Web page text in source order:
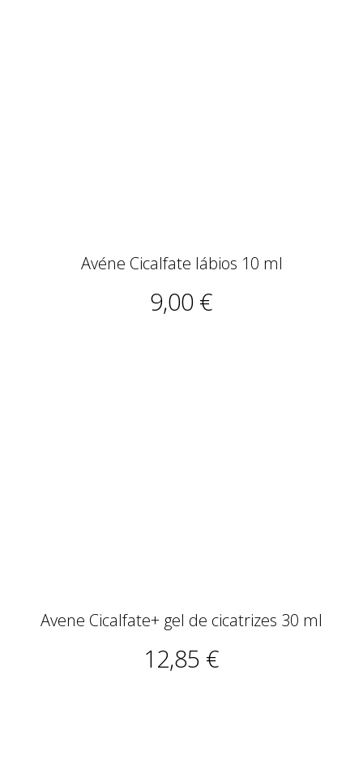
Avéne Cicalfate lábios 10 ml
9,00 €
Avene Cicalfate+ gel de cicatrizes 30 ml
12,85 €